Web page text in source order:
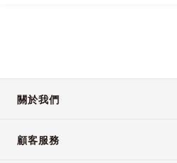
【產品介紹】
關於我們
顧客服務